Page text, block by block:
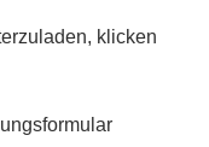
klicken